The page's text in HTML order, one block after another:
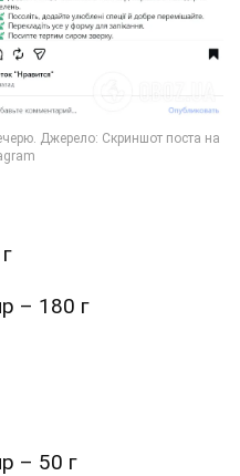
– 180 г
– 50 г